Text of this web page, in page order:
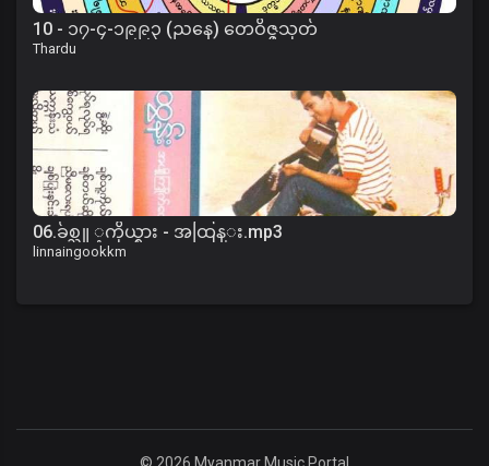
10 - ၁၇-၄-၁၉၉၃ (ညနေ) တေဝိဇ္ဇသုတ်
Thardu
06.ခ်စ္သူ ့ကိုယ္စား - အထြန္း.mp3
linnaingookkm